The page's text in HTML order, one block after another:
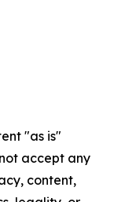
"as is"
accept any
content,